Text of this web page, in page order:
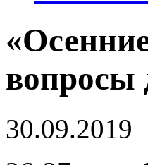
вопросы
30.09.2019